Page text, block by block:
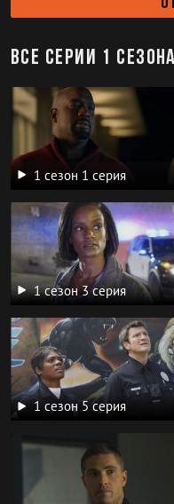
Все серии 1 сезона
1 сезон 1 серия
1 сезон 3 серия
1 сезон 5 серия